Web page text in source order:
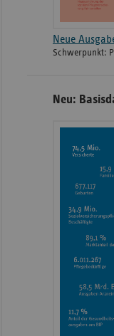
Neue
Schwerpunkt:
Neu: